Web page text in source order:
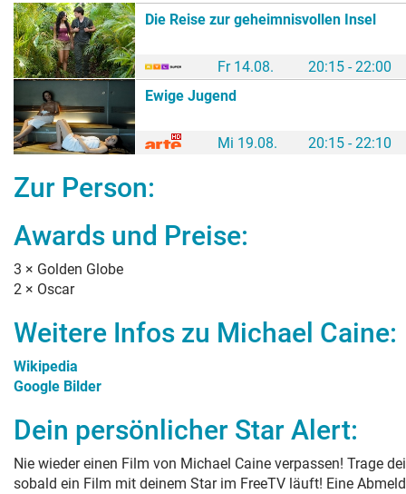
Die Reise zur geheimnisvollen Insel
Fr 14.08.
20:15 - 22:00
Ewige Jugend
Mi 19.08. 20:15 - 22:10
Zur Person:
Awards und Preise:
3 × Golden Globe
2 × Oscar
Weitere Infos zu Michael Caine:
Wikipedia
Google Bilder
Dein persönlicher Star Alert:
Nie wieder einen Film von Michael Caine verpassen! Trage
sobald ein Film mit deinem Star im FreeTV läuft! Eine